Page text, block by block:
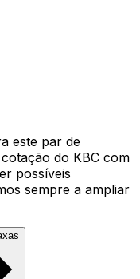
este par de
do KBC com
possíveis
sempre a ampliar